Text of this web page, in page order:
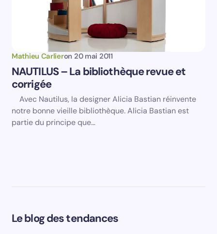
Mathieu Carlieron 20 mai 2011
NAUTILUS – La bibliothèque revue et
corrigée
Avec Nautilus, la designer Alicia Bastian réinvente
notre bonne vieille bibliothèque. Alicia Bastian est
partie du principe que…
Le blog des tendances